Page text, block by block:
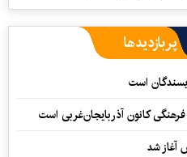
پربازدیدها
است
کانون آذربایجان‌غربی است
آغاز شد